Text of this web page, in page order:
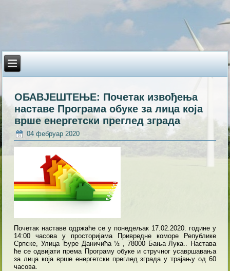
ОБАВЈЕШТЕЊЕ: Почетак извођења
наставе Програма обуке за лица која
врше енергетски преглед зграда
04 фебруар 2020
Почетак наставе одржаће се у понедељак 17.02.2020. године у
14:00 часова у просторијама Привредне коморе Републике
Српске, Улица Ђуре Даничића ½ , 78000 Бања Лука.. Настава
ће се одвијати према Програму обуке и стручног усавршавања
за лица која врше енергетски преглед зграда у трајању од 60
часова.